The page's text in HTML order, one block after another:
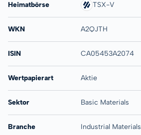
Heimatbörse TSX-V
WKN A2QJTH
ISIN CA05453A2074
Wertpapierart Aktie
Sektor Basic Materials
Branche Industrial Materials